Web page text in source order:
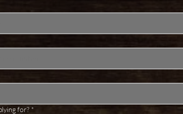
for? *